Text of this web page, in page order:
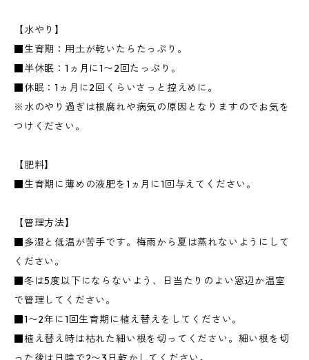
【水やり】
■生育期：用土が乾いたらたっぷり。
■半休眠：1ヵ月に1〜2回たっぷり。
■休眠：1ヵ月に2回くらいさっと控えめに。
※水のやり過ぎは根腐れや病気の原因となりますのでお気を
つけください。
【肥料】
■生育期に薄めの液肥を1ヵ月に1回与えてください。
【管理方法】
■多湿と低温が苦手です。梅雨から夏は蒸れないようにして
ください。
■冬は5度以下にならないよう、日当たりのよい窓辺か温室
で管理してください。
■1〜2年に1回生育期に植え替えをしてください。
■植え替え時は枯れた細い根を切ってください。細い根を切